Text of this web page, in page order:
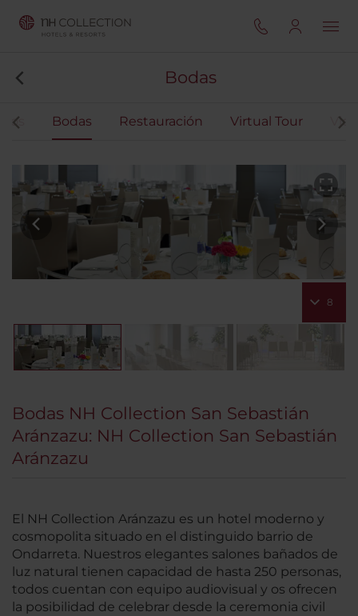
Bodas
Bodas Restauración Virtual Tour
8
Bodas NH Collection San Sebastián
Aránzazu: NH Collection San Sebastián
Aránzazu
El NH Collection Aránzazu es un hotel moderno y
cosmopolita situado en el distinguido barrio de
Ondarreta. Nuestros elegantes salones bañados de
luz natural tienen capacidad de hasta 250 personas,
todos cuentan con equipo audiovisual y os ofrecen
la posibilidad de celebrar desde la ceremonia civil